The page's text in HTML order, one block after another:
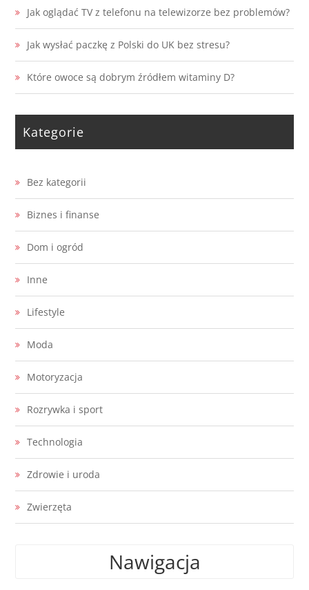
Jak oglądać TV z telefonu na telewizorze bez problemów?
Jak wysłać paczkę z Polski do UK bez stresu?
Które owoce są dobrym źródłem witaminy D?
Kategorie
Bez kategorii
Biznes i finanse
Dom i ogród
Inne
Lifestyle
Moda
Motoryzacja
Rozrywka i sport
Technologia
Zdrowie i uroda
Zwierzęta
Nawigacja